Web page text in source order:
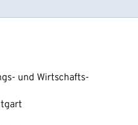
und Wirtschafts-